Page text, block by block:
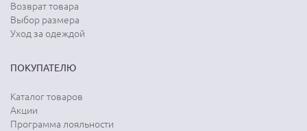
Возврат товара
Выбор размера
Уход за одеждой
ПОКУПАТЕЛЮ
Каталог товаров
Акции
Программа лояльности